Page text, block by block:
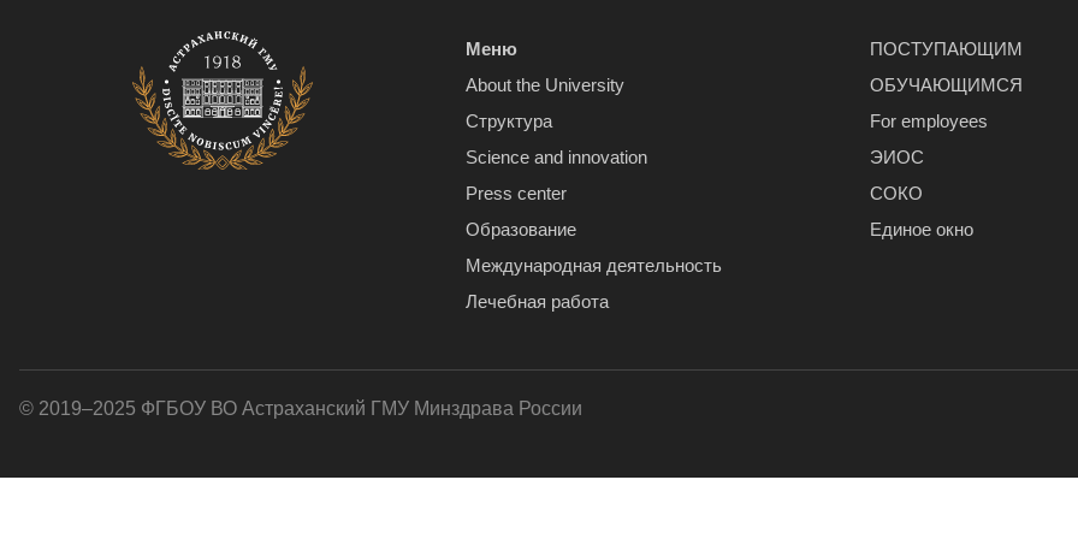
Меню
About the University
Структура
Science and innovation
Press center
Образование
Международная деятельность
Лечебная работа
ПОСТУПАЮЩИМ
ОБУЧАЮЩИМСЯ
For employees
ЭИОС
СОКО
Единое окно
© 2019–2025 ФГБОУ ВО Астраханский ГМУ Минздрава России